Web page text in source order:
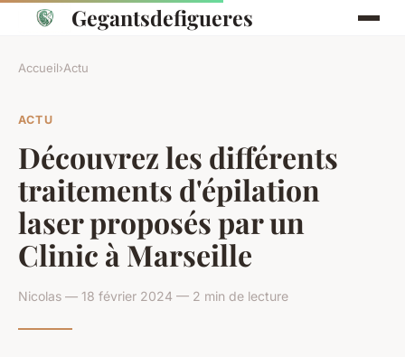
Gegantsdefigueres
Accueil›Actu
ACTU
Découvrez les différents
traitements d'épilation
laser proposés par un
Clinic à Marseille
Nicolas — 18 février 2024 — 2 min de lecture